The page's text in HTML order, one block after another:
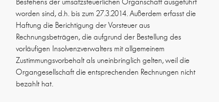
Bestehens der umsatzsteuerlichen Organschaft ausgeführt
worden sind, d.h. bis zum 27.3.2014. Außerdem erfasst die
Haftung die Berichtigung der Vorsteuer aus
Rechnungsbeträgen, die aufgrund der Bestellung des
vorläufigen Insolvenzverwalters mit allgemeinem
Zustimmungsvorbehalt als uneinbringlich gelten, weil die
Organgesellschaft die entsprechenden Rechnungen nicht
bezahlt hat.